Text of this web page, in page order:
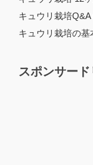
キュウリ栽培Q&A
キュウリ栽培の基
スポンサード